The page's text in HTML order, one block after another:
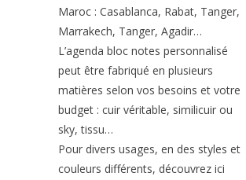
Maroc : Casablanca, Rabat, Tanger,
Marrakech, Tanger, Agadir…
L’agenda bloc notes personnalisé
peut être fabriqué en plusieurs
matières selon vos besoins et votre
budget : cuir véritable, similicuir ou
sky, tissu…
Pour divers usages, en des styles et
couleurs différents, découvrez ici